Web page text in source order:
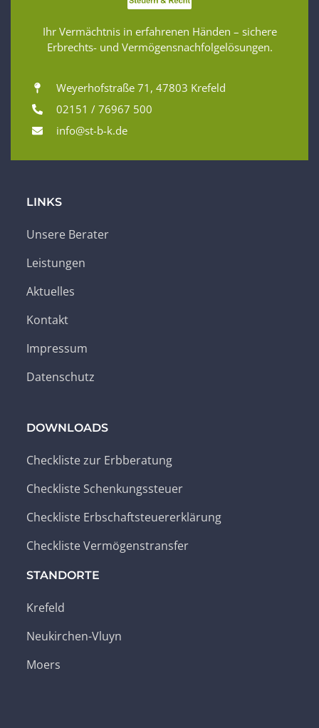
Ihr Vermächtnis in erfahrenen Händen – sichere
Erbrechts- und Vermögensnachfolgelösungen.
Weyerhofstraße 71, 47803 Krefeld
02151 / 76967 500
info@st-b-k.de
LINKS
Unsere Berater
Leistungen
Aktuelles
Kontakt
Impressum
Datenschutz
DOWNLOADS
Checkliste zur Erbberatung
Checkliste Schenkungssteuer
Checkliste Erbschaftsteuererklärung
Checkliste Vermögenstransfer
STANDORTE
Krefeld
Neukirchen-Vluyn
Moers